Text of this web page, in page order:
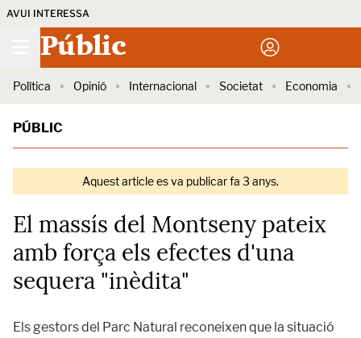
AVUI INTERESSA
Públic
Política Opinió Internacional Societat Economia
PÚBLIC
Aquest article es va publicar fa 3 anys.
El massís del Montseny pateix
amb força els efectes d'una
sequera "inèdita"
Els gestors del Parc Natural reconeixen que la situació